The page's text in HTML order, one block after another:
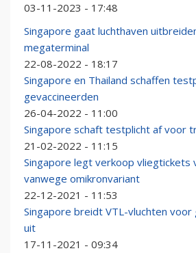
03-11-2023 - 17:48
Singapore gaat luchthaven
megaterminal
22-08-2022 - 18:17
Singapore en Thailand schaffen
gevaccineerden
26-04-2022 - 11:00
Singapore schaft testplicht af voor
21-02-2022 - 11:15
Singapore legt verkoop vliegtickets
vanwege omikronvariant
22-12-2021 - 11:53
Singapore breidt VTL-vluchten voor
uit
17-11-2021 - 09:34